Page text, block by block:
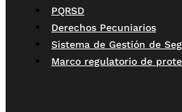
PQRSD
Derechos Pecuniarios
Sistema de Gestión de
Marco regulatorio de